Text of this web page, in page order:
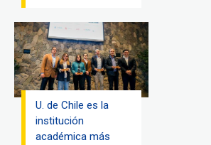
U. de Chile es la
institución
académica más